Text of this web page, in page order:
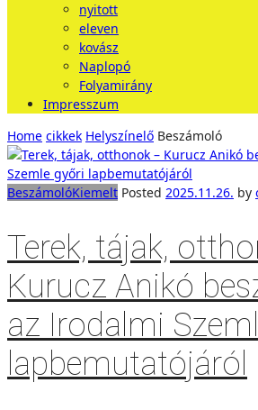
nyitott
eleven
kovász
Naplopó
Folyamirány
Impresszum
Home cikkek Helyszínelő Beszámoló
BeszámolóKiemelt Posted 2025.11.26. by
Terek, tájak,
Kurucz Anikó
az Irodalmi
lapbemutatójáról